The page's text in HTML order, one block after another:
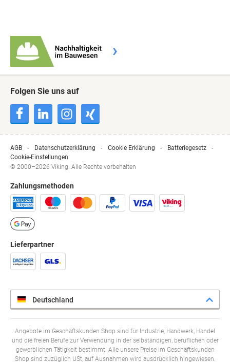
Folgen Sie uns auf
AGB Datenschutzerklärung Cookie Erklärung
Batteriegesetz
Cookie-Einstellungen
© 2000–2026 Viking. Alle Rechte vorbehalten
Zahlungsmethoden
Lieferpartner
Deutschland
Angebote im Geschäftskunden Shop sind für Industrie, Handwerk, Handel
und die freien Berufe zur Verwendung in der selbständigen, beruflichen oder
gewerblichen Tätigkeit bestimmt. Alle unsere Preise im Geschäftskunden
Shop sind zuzüglich USt, auf Ausnahmen wird ausdrücklich hingewiesen.